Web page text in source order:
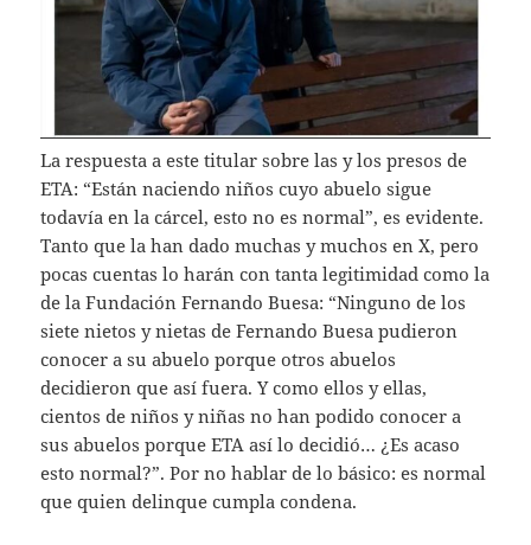
La respuesta a este titular sobre las y los presos de
ETA: “Están naciendo niños cuyo abuelo sigue
todavía en la cárcel, esto no es normal”, es evidente.
Tanto que la han dado muchas y muchos en X, pero
pocas cuentas lo harán con tanta legitimidad como la
de la Fundación Fernando Buesa: “Ninguno de los
siete nietos y nietas de Fernando Buesa pudieron
conocer a su abuelo porque otros abuelos
decidieron que así fuera. Y como ellos y ellas,
cientos de niños y niñas no han podido conocer a
sus abuelos porque ETA así lo decidió… ¿Es acaso
esto normal?”. Por no hablar de lo básico: es normal
que quien delinque cumpla condena.